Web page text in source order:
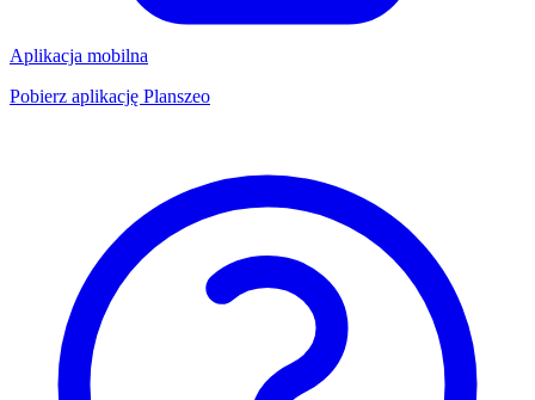
Aplikacja mobilna
Pobierz aplikację Planszeo